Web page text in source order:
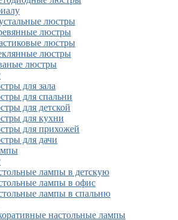
люстры
люстры
люстры
люстры
люстры
для зала
для спальни
для детской
для кухни
для прихожей
для дачи
лампы в детскую
лампы в офис
лампы в спальню
настольные лампы